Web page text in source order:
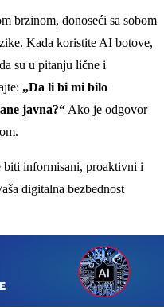
brzinom, donoseći sa sobom
Kada koristite AI botove,
su u pitanju lične i
„Da li bi mi bilo
javna?“Ako je odgovor
biti informisani, proaktivni i
digitalna bezbednost